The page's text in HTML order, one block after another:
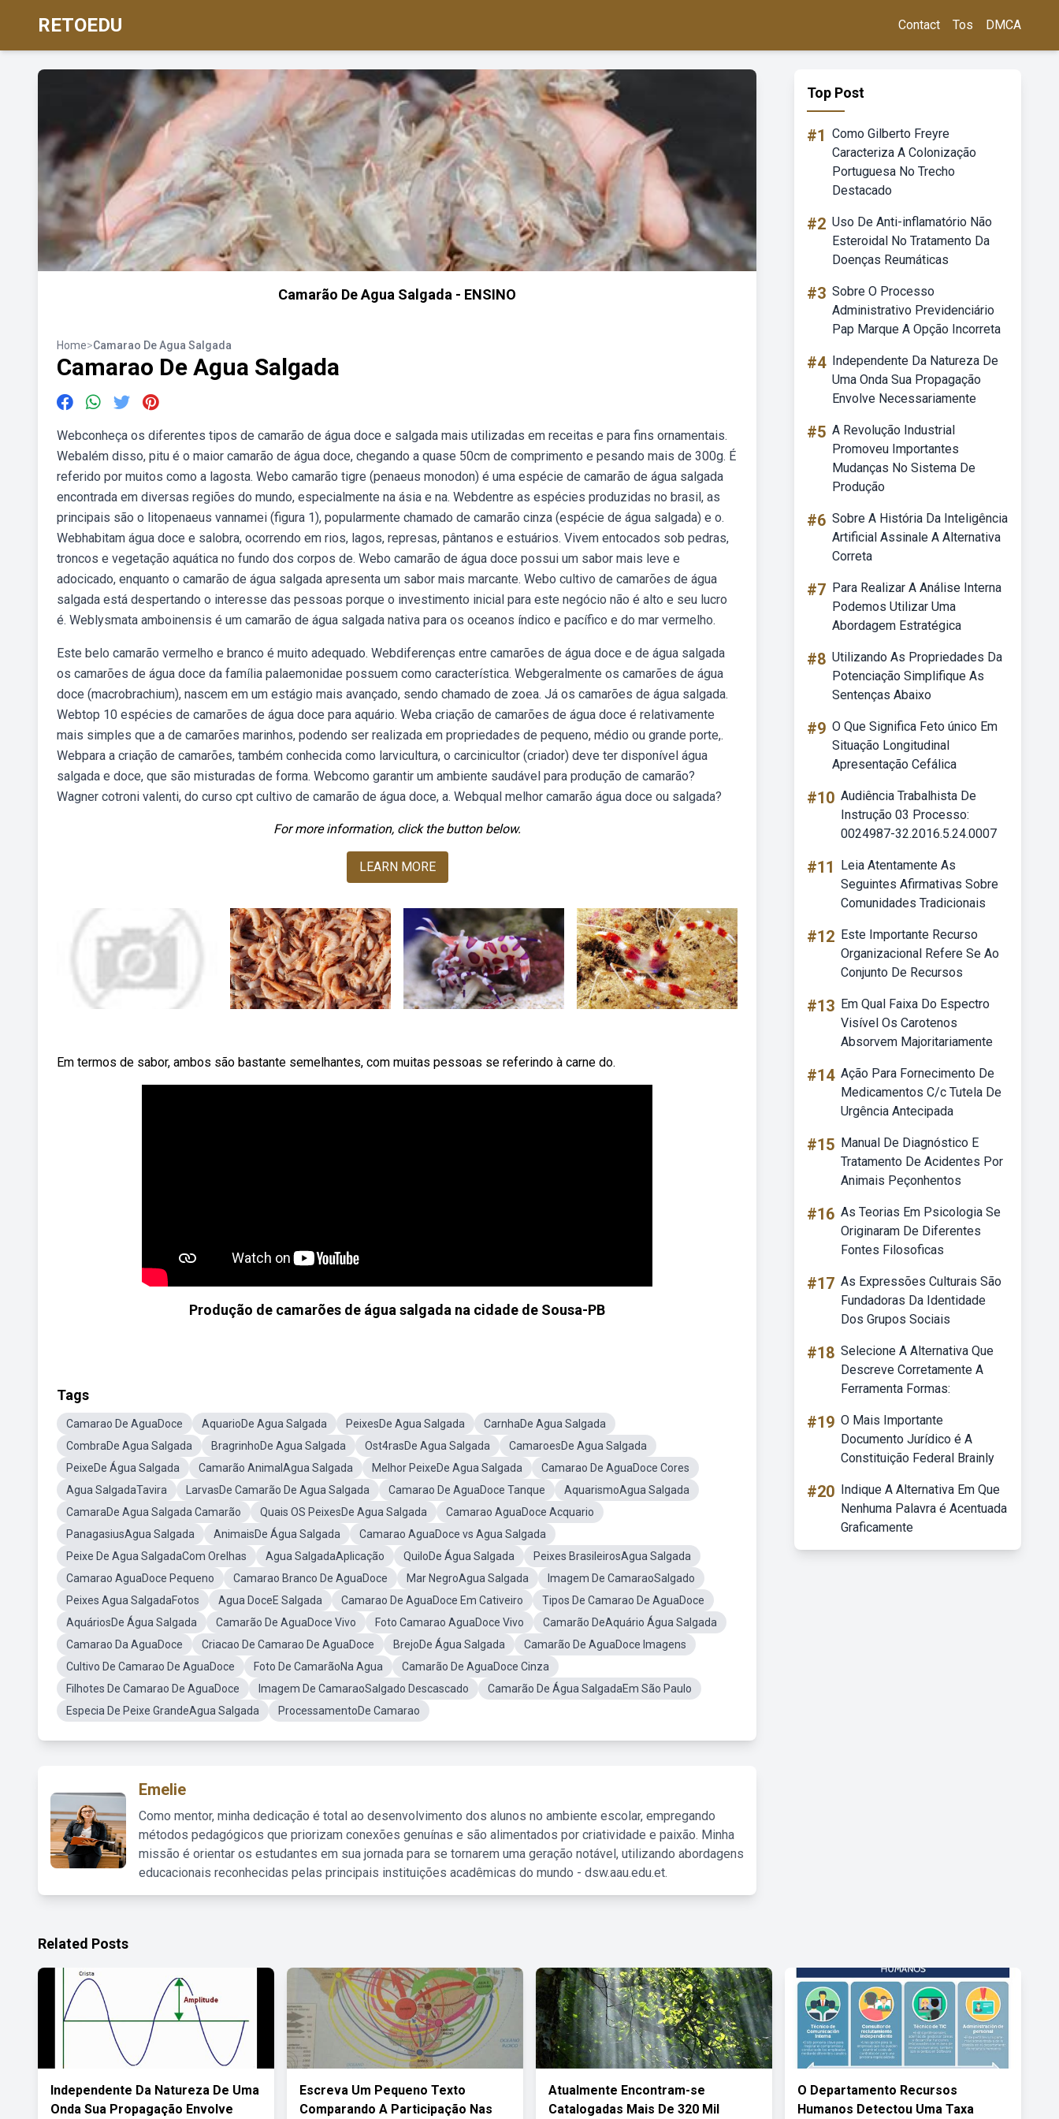
RETOEDU Contact Tos DMCA
Camarão De Agua Salgada - ENSINO
Home>Camarao De Agua Salgada
Camarao De Agua Salgada
Webconheça os diferentes tipos de camarão de água doce e salgada mais utilizadas em receitas e para fins ornamentais.
Webalém disso, pitu é o maior camarão de água doce, chegando a quase 50cm de comprimento e pesando mais de 300g. É
referido por muitos como a lagosta. Webo camarão tigre (penaeus monodon) é uma espécie de camarão de água salgada
encontrada em diversas regiões do mundo, especialmente na ásia e na. Webdentre as espécies produzidas no brasil, as
principais são o litopenaeus vannamei (figura 1), popularmente chamado de camarão cinza (espécie de água salgada) e o.
Webhabitam água doce e salobra, ocorrendo em rios, lagos, represas, pântanos e estuários. Vivem entocados sob pedras,
troncos e vegetação aquática no fundo dos corpos de. Webo camarão de água doce possui um sabor mais leve e
adocicado, enquanto o camarão de água salgada apresenta um sabor mais marcante. Webo cultivo de camarões de água
salgada está despertando o interesse das pessoas porque o investimento inicial para este negócio não é alto e seu lucro
é. Weblysmata amboinensis é um camarão de água salgada nativa para os oceanos índico e pacífico e do mar vermelho.
Este belo camarão vermelho e branco é muito adequado. Webdiferenças entre camarões de água doce e de água salgada
os camarões de água doce da família palaemonidae possuem como característica. Webgeralmente os camarões de água
doce (macrobrachium), nascem em um estágio mais avançado, sendo chamado de zoea. Já os camarões de água salgada.
Webtop 10 espécies de camarões de água doce para aquário. Weba criação de camarões de água doce é relativamente
mais simples que a de camarões marinhos, podendo ser realizada em propriedades de pequeno, médio ou grande porte,.
Webpara a criação de camarões, também conhecida como larvicultura, o carcinicultor (criador) deve ter disponível água
salgada e doce, que são misturadas de forma. Webcomo garantir um ambiente saudável para produção de camarão?
Wagner cotroni valenti, do curso cpt cultivo de camarão de água doce, a. Webqual melhor camarão água doce ou salgada?
For more information, click the button below.
LEARN MORE
Em termos de sabor, ambos são bastante semelhantes, com muitas pessoas se referindo à carne do.
Produção de camarões de água salgada na cidade de Sousa-PB
Tags
Camarao De AguaDoce AquarioDe Agua Salgada PeixesDe Agua Salgada
CarnhaDe Agua Salgada
CombraDe Agua Salgada
BragrinhoDe Agua Salgada Ost4rasDe Agua Salgada
CamaroesDe Agua Salgada
PeixeDe Água Salgada
Camarão AnimalAgua Salgada Melhor PeixeDe Agua Salgada
Camarao De AguaDoce Cores
Agua SalgadaTavira
LarvasDe Camarão De Agua Salgada Camarao De AguaDoce Tanque
AquarismoAgua Salgada
CamaraDe Agua Salgada Camarão
Quais OS PeixesDe Agua Salgada
Camarao AguaDoce Acquario
PanagasiusAgua Salgada
AnimaisDe Água Salgada
Camarao AguaDoce vs Agua Salgada
Peixe De Agua SalgadaCom Orelhas
Agua SalgadaAplicação QuiloDe Água Salgada
Peixes BrasileirosAgua Salgada
Camarao AguaDoce Pequeno
Camarao Branco De AguaDoce Mar NegroAgua Salgada
Imagem De CamaraoSalgado
Peixes Agua SalgadaFotos
Agua DoceE Salgada Camarao De AguaDoce Em Cativeiro
Tipos De Camarao De AguaDoce
AquáriosDe Água Salgada
Camarão De AguaDoce Vivo Foto Camarao AguaDoce Vivo
Camarão DeAquário Água Salgada
Camarao Da AguaDoce
Criacao De Camarao De AguaDoce BrejoDe Água Salgada
Camarão De AguaDoce Imagens
Cultivo De Camarao De AguaDoce
Foto De CamarãoNa Agua
Camarão De AguaDoce Cinza
Filhotes De Camarao De AguaDoce
Imagem De CamaraoSalgado Descascado
Camarão De Água SalgadaEm São Paulo
Especia De Peixe GrandeAgua Salgada
ProcessamentoDe Camarao
Emelie
Como mentor, minha dedicação é total ao desenvolvimento dos alunos no ambiente escolar, empregando
métodos pedagógicos que priorizam conexões genuínas e são alimentados por criatividade e paixão. Minha
missão é orientar os estudantes em sua jornada para se tornarem uma geração notável, utilizando abordagens
educacionais reconhecidas pelas principais instituições acadêmicas do mundo - dsw.aau.edu.et.
Top Post
#1 Como Gilberto Freyre
Caracteriza A Colonização
Portuguesa No Trecho
Destacado
#2 Uso De Anti-inflamatório Não
Esteroidal No Tratamento Da
Doenças Reumáticas
#3 Sobre O Processo
Administrativo Previdenciário
Pap Marque A Opção Incorreta
#4 Independente Da Natureza De
Uma Onda Sua Propagação
Envolve Necessariamente
#5 A Revolução Industrial
Promoveu Importantes
Mudanças No Sistema De
Produção
#6 Sobre A História Da Inteligência
Artificial Assinale A Alternativa
Correta
#7 Para Realizar A Análise Interna
Podemos Utilizar Uma
Abordagem Estratégica
#8 Utilizando As Propriedades Da
Potenciação Simplifique As
Sentenças Abaixo
#9 O Que Significa Feto único Em
Situação Longitudinal
Apresentação Cefálica
#10 Audiência Trabalhista De
Instrução 03 Processo:
0024987-32.2016.5.24.0007
#11
Leia Atentamente As
Seguintes Afirmativas Sobre
Comunidades Tradicionais
#12 Este Importante Recurso
Organizacional Refere Se Ao
Conjunto De Recursos
#13 Em Qual Faixa Do Espectro
Visível Os Carotenos
Absorvem Majoritariamente
#14 Ação Para Fornecimento De
Medicamentos C/c Tutela De
Urgência Antecipada
#15 Manual De Diagnóstico E
Tratamento De Acidentes Por
Animais Peçonhentos
#16 As Teorias Em Psicologia Se
Originaram De Diferentes
Fontes Filosoficas
#17 As Expressões Culturais São
Fundadoras Da Identidade
Dos Grupos Sociais
#18 Selecione A Alternativa Que
Descreve Corretamente A
Ferramenta Formas:
#19 O Mais Importante
Documento Jurídico é A
Constituição Federal Brainly
#20 Indique A Alternativa Em Que
Nenhuma Palavra é Acentuada
Graficamente
Related Posts
Independente Da Natureza De Uma
Onda Sua Propagação Envolve
Escreva Um Pequeno Texto
Comparando A Participação Nas
Atualmente Encontram-se
Catalogadas Mais De 320 Mil
O Departamento Recursos
Humanos Detectou Uma Taxa